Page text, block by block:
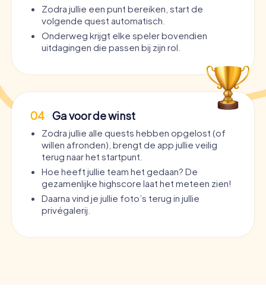
Zodra jullie een punt bereiken, start de
volgende quest automatisch.
Onderweg krijgt elke speler bovendien
uitdagingen die passen bij zijn rol.
04 Ga voor de winst
Zodra jullie alle quests hebben opgelost (of
willen afronden), brengt de app jullie veilig
terug naar het startpunt.
Hoe heeft jullie team het gedaan? De
gezamenlijke highscore laat het meteen zien!
Daarna vind je jullie foto’s terug in jullie
privégalerij.